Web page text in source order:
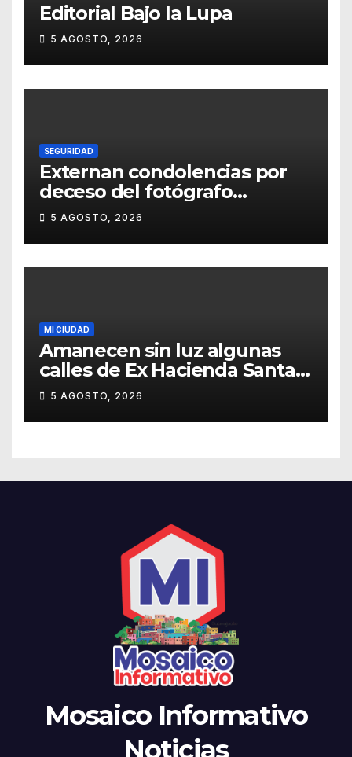
Editorial Bajo la Lupa
5 AGOSTO, 2026
SEGURIDAD
Externan condolencias por
deceso del fotógrafo
Emmanuel Montero
5 AGOSTO, 2026
MI CIUDAD
Amanecen sin luz algunas
calles de Ex Hacienda Santa
Teresa
5 AGOSTO, 2026
Mosaico Informativo
Noticias